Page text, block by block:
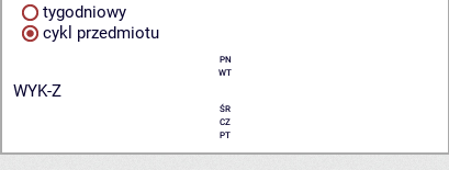
tygodniowy
cykl przedmiotu
PN
WT
WYK-Z
ŚR
CZ
PT